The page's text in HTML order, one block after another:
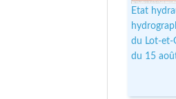
Etat
du Lot-et-
du 15